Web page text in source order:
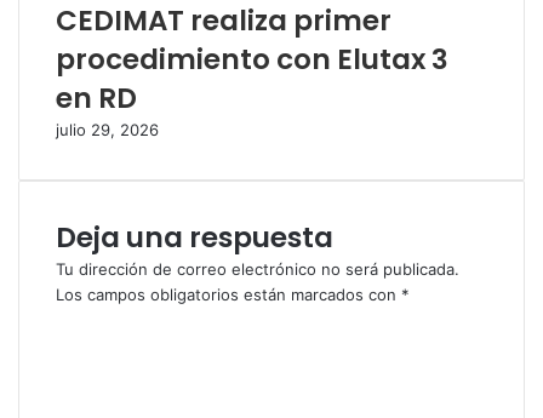
CEDIMAT realiza primer
procedimiento con Elutax 3
en RD
julio 29, 2026
Deja una respuesta
Tu dirección de correo electrónico no será publicada.
Los campos obligatorios están marcados con *